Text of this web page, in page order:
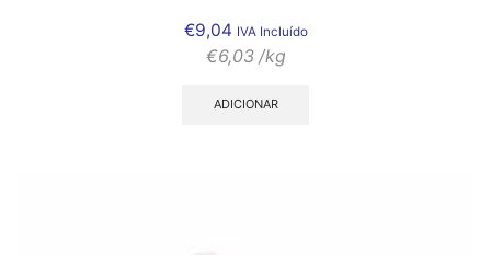
€9,04 IVA Incluído
€6,03 /kg
ADICIONAR